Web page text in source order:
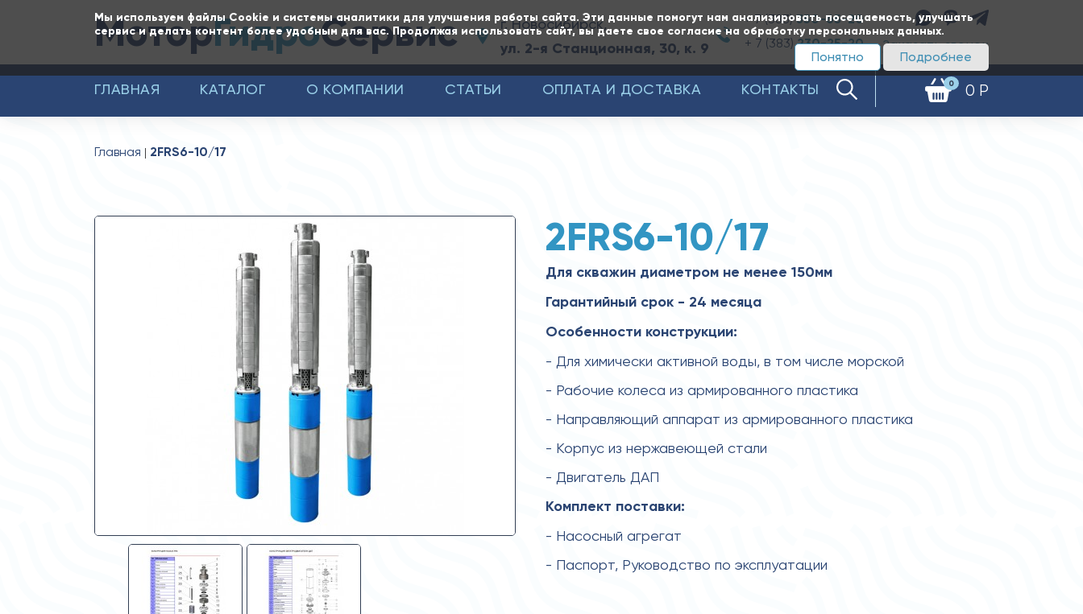
Мы используем файлы Cookie и системы аналитики для улучшения работы сайта. Эти данные помогут нам анализировать посещаемость, улучшать
сервис и делать контент более удобным для вас. Продолжая использовать сайт, вы даете свое согласие на обработку персональных данных.
Подробнее
Понятно
МоторГидроСервис г. Новосибирск,
ул. 2-я Станционная, 30, к. 9
+ 7 (383)350-65-20
+ 7 (383)230-25-20 Заказать звонок
0 0 Р
ГЛАВНАЯ КАТАЛОГ О КОМПАНИИ СТАТЬИ ОПЛАТА И ДОСТАВКА КОНТАКТЫ
Главная 2FRS6-10/17
2FRS6-10/17
Для скважин диаметром не менее 150мм
Гарантийный срок - 24 месяца
Особенности конструкции:
- Для химически активной воды, в том числе морской
- Рабочие колеса из армированного пластика
- Направляющий аппарат из армированного пластика
- Корпус из нержавеющей стали
- Двигатель ДАП
Комплект поставки:
- Насосный агрегат
- Паспорт, Руководство по эксплуатации